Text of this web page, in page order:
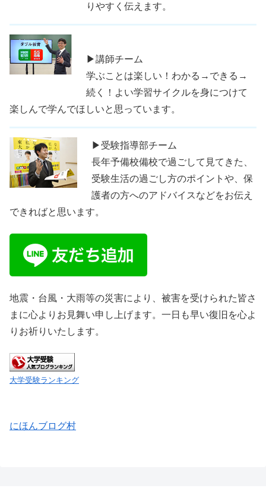
りやすく伝えます。
▶講師チーム
学ぶことは楽しい！わかる→できる→
続く！よい学習サイクルを身につけて
楽しんで学んでほしいと思っています。
▶受験指導部チーム
長年予備校備校で過ごして見てきた、
受験生活の過ごし方のポイントや、保
護者の方へのアドバイスなどをお伝え
できればと思います。
地震・台風・大雨等の災害により、被害を受けられた皆さ
まに心よりお見舞い申し上げます。一日も早い復旧を心よ
りお祈りいたします。
大学受験ランキング
にほんブログ村